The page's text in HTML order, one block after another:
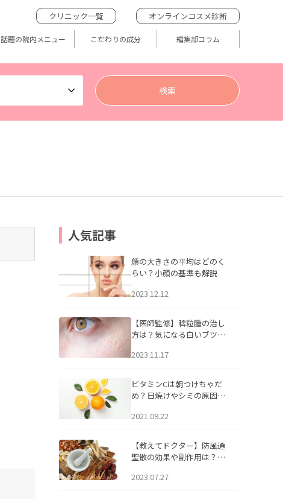
クリニック一覧 オンラインコスメ診断
話題の院内メニュー こだわりの成分 編集部コラム
人気記事
顔の大きさの平均はどのく
らい？小顔の基準も解説
2023.12.12
【医師監修】稗粒腫の治し
方は？気になる白いブツブ
アについて
2023.11.17
ビタミンCは朝つけちゃだ
め？日焼けやシミの原因に
2021.09.22
【教えてドクター】防風通
聖散の効果や副作用は？長
2023.07.27